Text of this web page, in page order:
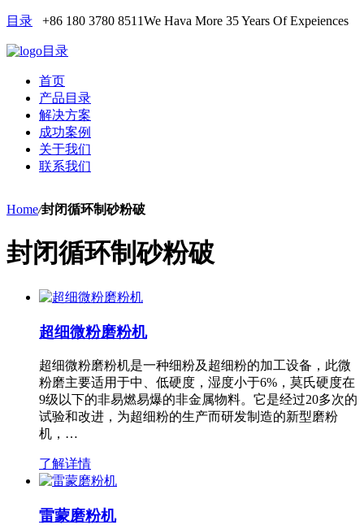
目录 +86 180 3780 8511We Hava More 35 Years Of Expeiences
目录
首页
产品目录
解决方案
成功案例
关于我们
联系我们
Home/封闭循环制砂粉破
封闭循环制砂粉破
超细微粉磨粉机
超细微粉磨粉机是一种细粉及超细粉的加工设备，此微
粉磨主要适用于中、低硬度，湿度小于6%，莫氏硬度在
9级以下的非易燃易爆的非金属物料。它是经过20多次的
试验和改进，为超细粉的生产而研发制造的新型磨粉
机，…
了解详情
雷蒙磨粉机